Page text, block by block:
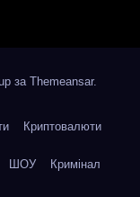
за Themeansar.
Криптовалюти
ШОУ Кримінал